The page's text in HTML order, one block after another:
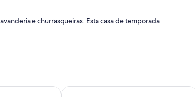
e churrasqueiras. Esta casa de temporada
(extra costs) Historic timber house in Zittau